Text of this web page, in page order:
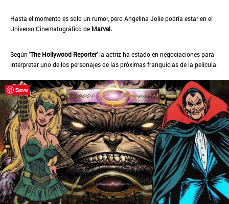
Hasta el momento es solo un rumor, pero Angelina Jolie podría estar en el
Universo Cinematográfico de Marvel.
Según 'The Hollywood Reporter'la actriz ha estado en negociaciones para
interpretar uno de los personajes de las próximas franquicias de la película.
Save